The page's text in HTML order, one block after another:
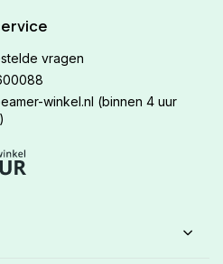
vragen
winkel.nl (binnen 4 uur